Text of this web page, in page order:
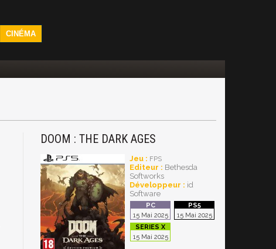
CINÉMA
DOOM : THE DARK AGES
Jeu : FPS
Editeur : Bethesda
Softworks
Développeur : id
Software
15 Mai 2025 15 Mai 2025
15 Mai 2025